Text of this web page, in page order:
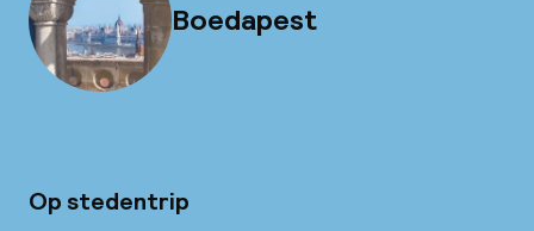
Boedapest
Op stedentrip